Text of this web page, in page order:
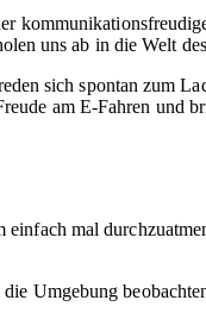
uns ab in die Welt
sich spontan zum
am E-Fahren und
einfach mal
Umgebung